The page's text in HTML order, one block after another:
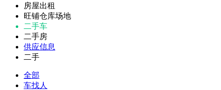
房屋出租
旺铺仓库场地
二手车
二手房
供应信息
二手
全部
车找人